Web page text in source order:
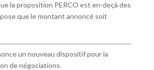
la proposition PERCO est en-deçà des
que le montant annoncé soit
un nouveau dispositif pour la
de négociations.